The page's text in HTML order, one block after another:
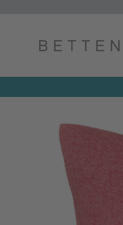
alle reduzierten Artikel